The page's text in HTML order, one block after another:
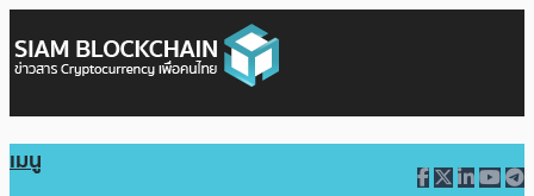
เมนู